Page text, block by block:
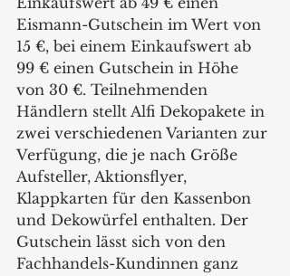
Eismann-Gutschein im Wert von
15 €, bei einem Einkaufswert ab
99 € einen Gutschein in Höhe
von 30 €. Teilnehmenden
Händlern stellt Alfi Dekopakete in
zwei verschiedenen Varianten zur
Verfügung, die je nach Größe
Aufsteller, Aktionsflyer,
Klappkarten für den Kassenbon
und Dekowürfel enthalten. Der
Gutschein lässt sich von den
Fachhandels-Kundinnen ganz